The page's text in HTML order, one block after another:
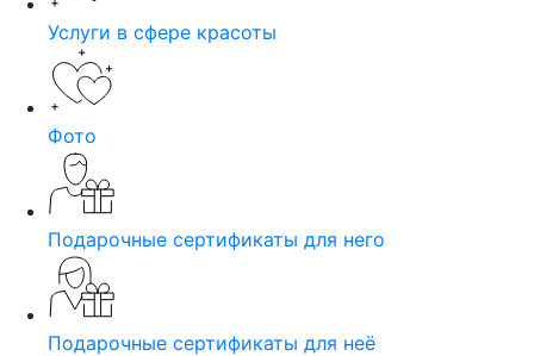
Услуги в сфере красоты
Фото
Подарочные сертификаты для него
Подарочные сертификаты для неё